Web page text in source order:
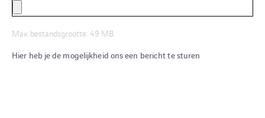
Max. bestandsgrootte: 49 MB.
Hier heb je de mogelijkheid ons een bericht te sturen